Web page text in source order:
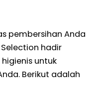
pembersihan Anda
hadir
untuk
Berikut adalah